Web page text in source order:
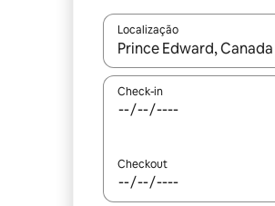
Localização
Quando os resultados
Check-in
Checkout